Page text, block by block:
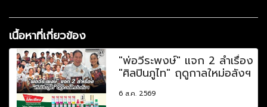
เนื้อหาที่เกี่ยวข้อง
"พ่อวีระพงษ์" แจก 2 ลำเรื่อง
"ศิลปินภูไท" ฤดูกาลใหม่อลังฯ
6 ส.ค. 2569